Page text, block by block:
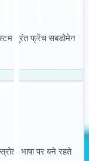
तुरंत फ्रेंच सबडोमेन
भाषा पर बने रहते